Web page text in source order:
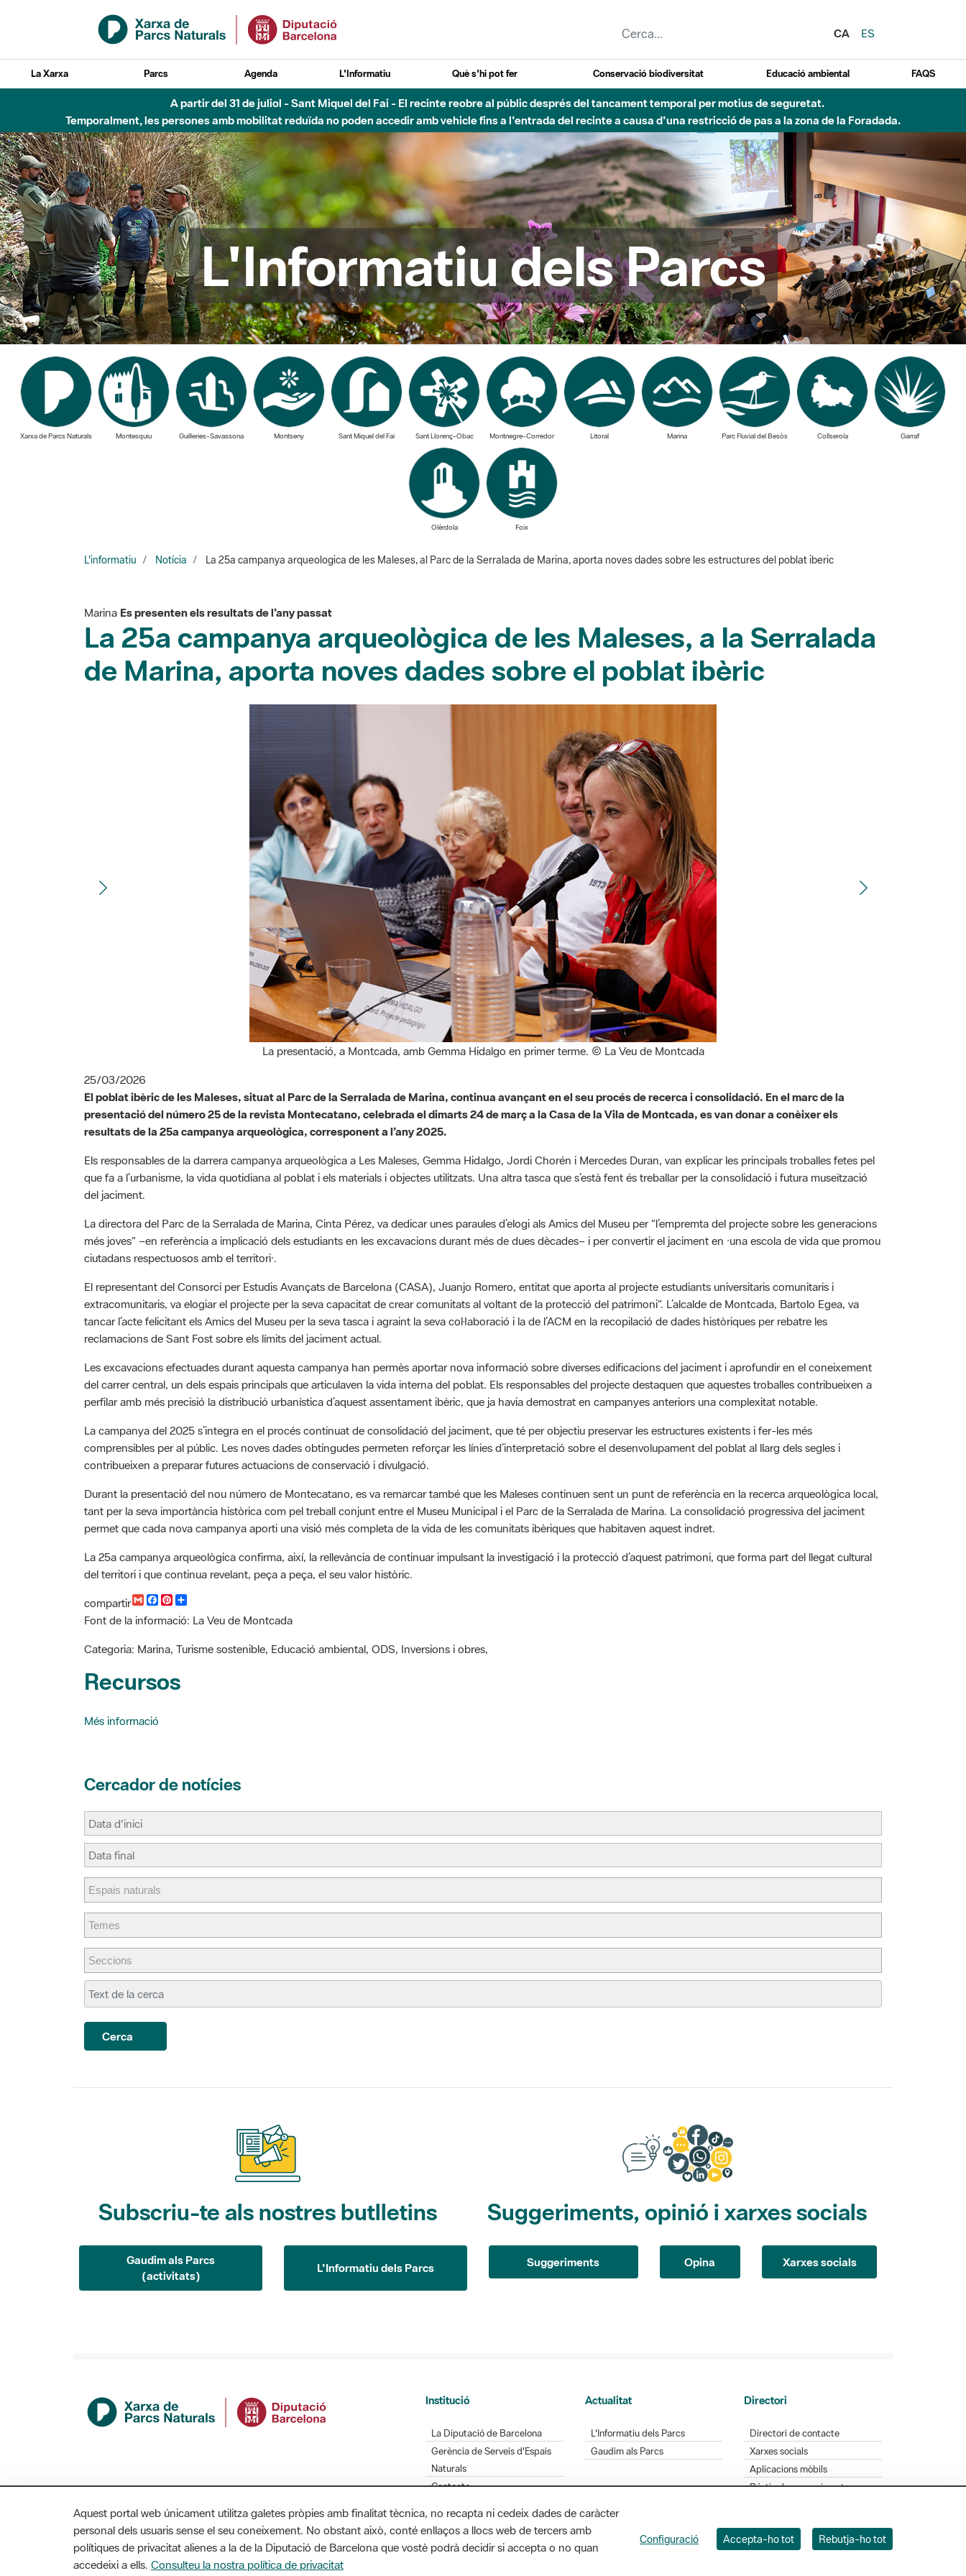
Salta al contingut principal
CA
ES
La Xarxa Parcs Agenda L'Informatiu Què s'hi pot fer Conservació biodiversitat Educació ambiental FAQS
Fins al desembre de 2026 - Parc Fluvial Besòs - Afectacions a la llera del Parc Fluvial del Besòs degut a obres de construcció d'una passera sobre el riu
L'Informatiu dels Parcs
Xarxa de Parcs Naturals Montesquiu Guilleries-Savassona Sant Miquel del Fai Sant Llorenç-Obac Montnegre-Corredor Parc Fluvial del Besòs
Olèrdola Foix
La 25a campanya arqueològica de les Maleses, a la Serralada
de Marina, aporta noves dades sobre el poblat ibèric
La presentació, a Montcada, amb Gemma Hidalgo en primer terme. © La Veu de Montcada
El poblat ibèric de les Maleses, situat al Parc de la Serralada de Marina, continua avançant en el seu procés de recerca i consolidació. En el marc de la
presentació del número 25 de la revista Montecatano, celebrada el dimarts 24 de març a la Casa de la Vila de Montcada, es van donar a conèixer els
resultats de la 25a campanya arqueològica, corresponent a l’any 2025.
Els responsables de la darrera campanya arqueològica a Les Maleses, Gemma Hidalgo, Jordi Chorén i Mercedes Duran, van explicar les principals troballes fetes pel
que fa a l’urbanisme, la vida quotidiana al poblat i els materials i objectes utilitzats. Una altra tasca que s’està fent és treballar per la consolidació i futura museïtzació
del jaciment.
La directora del Parc de la Serralada de Marina, Cinta Pérez, va dedicar unes paraules d’elogi als Amics del Museu per “l’empremta del projecte sobre les generacions
més joves” –en referència a implicació dels estudiants en les excavacions durant més de dues dècades– i per convertir el jaciment en ·una escola de vida que promou
ciutadans respectuosos amb el territori·.
El representant del Consorci per Estudis Avançats de Barcelona (CASA), Juanjo Romero, entitat que aporta al projecte estudiants universitaris comunitaris i
extracomunitaris, va elogiar el projecte per la seva capacitat de crear comunitats al voltant de la protecció del patrimoni”. L’alcalde de Montcada, Bartolo Egea, va
tancar l’acte felicitant els Amics del Museu per la seva tasca i agraint la seva col·laboració i la de l’ACM en la recopilació de dades històriques per rebatre les
reclamacions de Sant Fost sobre els límits del jaciment actual.
Les excavacions efectuades durant aquesta campanya han permès aportar nova informació sobre diverses edificacions del jaciment i aprofundir en el coneixement
del carrer central, un dels espais principals que articulaven la vida interna del poblat. Els responsables del projecte destaquen que aquestes troballes contribueixen a
perfilar amb més precisió la distribució urbanística d’aquest assentament ibèric, que ja havia demostrat en campanyes anteriors una complexitat notable.
La campanya del 2025 s’integra en el procés continuat de consolidació del jaciment, que té per objectiu preservar les estructures existents i fer-les més
comprensibles per al públic. Les noves dades obtingudes permeten reforçar les línies d’interpretació sobre el desenvolupament del poblat al llarg dels segles i
contribueixen a preparar futures actuacions de conservació i divulgació.
Durant la presentació del nou número de Montecatano, es va remarcar també que les Maleses continuen sent un punt de referència en la recerca arqueològica local,
tant per la seva importància històrica com pel treball conjunt entre el Museu Municipal i el Parc de la Serralada de Marina. La consolidació progressiva del jaciment
permet que cada nova campanya aporti una visió més completa de la vida de les comunitats ibèriques que habitaven aquest indret.
La 25a campanya arqueològica confirma, així, la rellevància de continuar impulsant la investigació i la protecció d’aquest patrimoni, que forma part del llegat cultural
del territori i que continua revelant, peça a peça, el seu valor històric.
G
m
a
i
l
F
a
c
e
b
o
P
n
t
e
C
p
a
t
Font de la informació: La Veu de Montcada
Recursos
Cerca
Gaudim als Parcs
(activitats)
Suggeriments Opina Xarxes socials
Gerència de Serveis d'Espais
Naturals
Contacte
Gaudim als Parcs
Xarxes socials
Aplicacions mòbils
Bústia de suggeriments
Opineu sobre els parcs
Diputació de Barcelona. Edifici Llacuna, 1a planta. Badajoz, 49. 08005 Barcelona. Tel. 934 022 428
/ xarxaparcs@diba.cat
Aquest portal web únicament utilitza galetes pròpies amb finalitat tècnica, no recapta ni cedeix dades de caràcter
personal dels usuaris sense el seu coneixement. No obstant això, conté enllaços a llocs web de tercers amb
polítiques de privacitat alienes a la de la Diputació de Barcelona que vostè podrà decidir si accepta o no quan
accedeixi a ells. Consulteu la nostra política de privacitat
Configuració Accepta-ho tot Rebutja-ho tot